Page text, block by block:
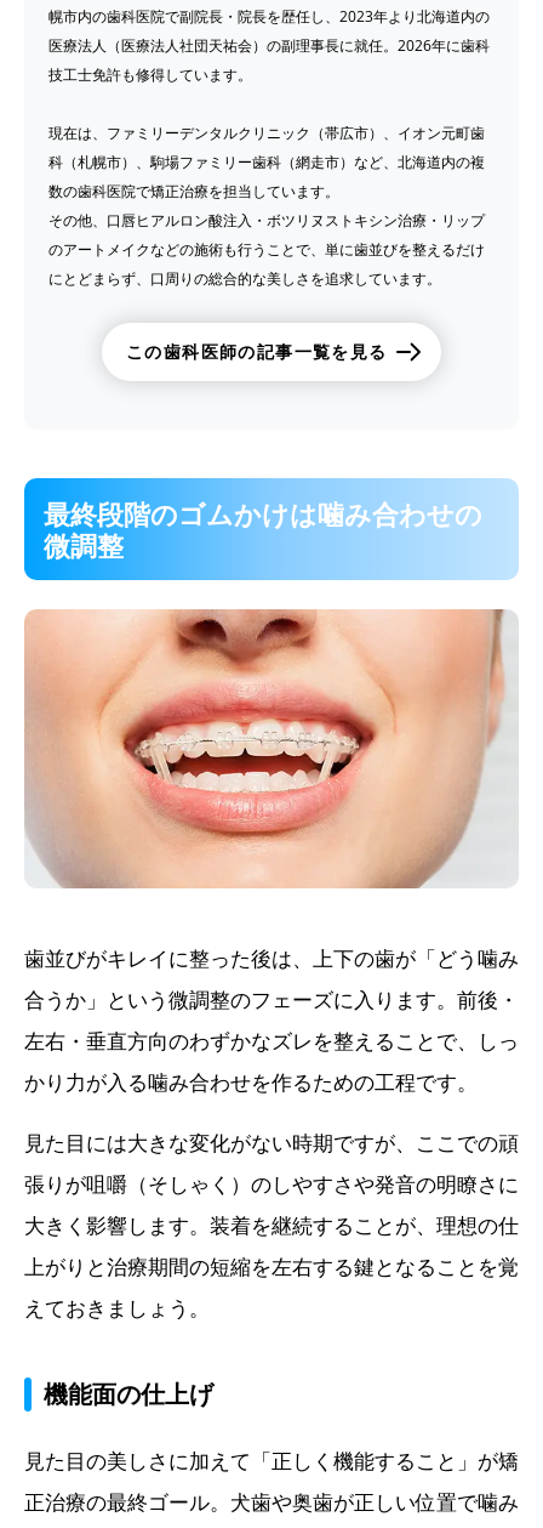
幌市内の歯科医院で副院長・院長を歴任し、2023年より北海道内の
医療法人（医療法人社団天祐会）の副理事長に就任。2026年に歯科
技工士免許も修得しています。
現在は、ファミリーデンタルクリニック（帯広市）、イオン元町歯
科（札幌市）、駒場ファミリー歯科（網走市）など、北海道内の複
数の歯科医院で矯正治療を担当しています。
その他、口唇ヒアルロン酸注入・ボツリヌストキシン治療・リップ
のアートメイクなどの施術も行うことで、単に歯並びを整えるだけ
にとどまらず、口周りの総合的な美しさを追求しています。
この歯科医師の記事一覧を見る
最終段階のゴムかけは噛み合わせの
微調整
歯並びがキレイに整った後は、上下の歯が「どう噛み
合うか」という微調整のフェーズに入ります。前後・
左右・垂直方向のわずかなズレを整えることで、しっ
かり力が入る噛み合わせを作るための工程です。
見た目には大きな変化がない時期ですが、ここでの頑
張りが咀嚼（そしゃく）のしやすさや発音の明瞭さに
大きく影響します。装着を継続することが、理想の仕
上がりと治療期間の短縮を左右する鍵となることを覚
えておきましょう。
機能面の仕上げ
見た目の美しさに加えて「正しく機能すること」が矯
正治療の最終ゴール。犬歯や奥歯が正しい位置で噛み